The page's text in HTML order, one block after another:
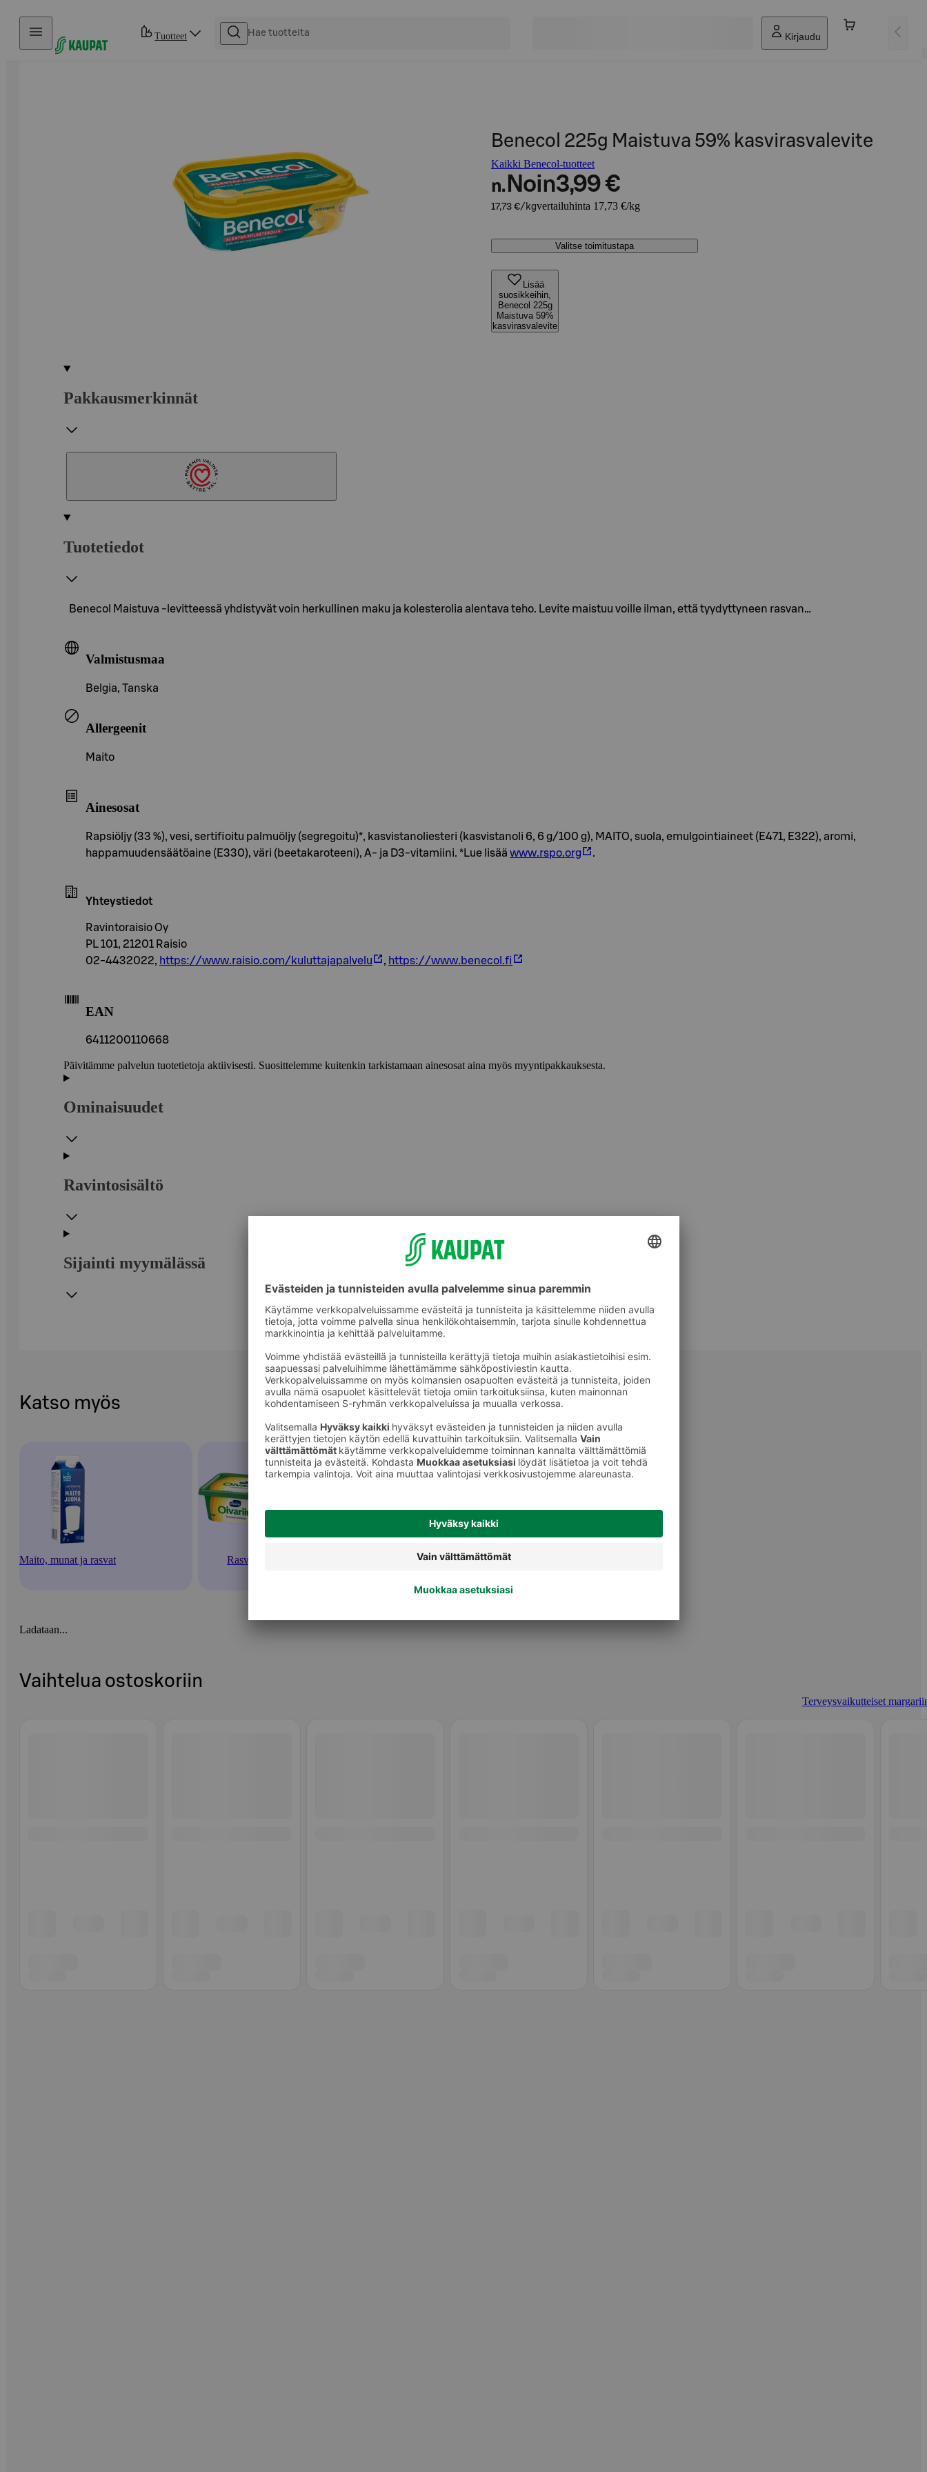
Hyppää sisältöön
Tuotteet Kirjaudu
Benecol 225g Maistuva 59% kasvirasvalevite
Kaikki Benecol-tuotteet
n. Noin3,99 €
17,73 €/kgvertailuhinta 17,73 €/kg
Valitse toimitustapa
Lisää
suosikkeihin,
Benecol 225g
Maistuva 59%
kasvirasvalevite
Pakkausmerkinnät
Tuotetiedot
Benecol Maistuva -levitteessä yhdistyvät voin herkullinen maku ja kolesterolia alentava teho. Levite maistuu voille ilman, että tyydyttyneen rasvan…
Valmistusmaa
Belgia, Tanska
Allergeenit
Maito
Ainesosat
Rapsiöljy (33 %), vesi, sertifioitu palmuöljy (segregoitu)*, kasvistanoliesteri (kasvistanoli 6, 6 g/100 g), MAITO, suola, emulgointiaineet (E471, E322), aromi,
happamuudensäätöaine (E330), väri (beetakaroteeni), A- ja D3-vitamiini. *Lue lisää www.rspo.org .
Yhteystiedot
Ravintoraisio Oy
PL 101, 21201 Raisio
02-4432022, https://www.raisio.com/kuluttajapalvelu , https://www.benecol.fi
EAN
6411200110668
Päivitämme palvelun tuotetietoja aktiivisesti. Suosittelemme kuitenkin tarkistamaan ainesosat aina myös myyntipakkauksesta.
Ominaisuudet
Ravintosisältö
Sijainti myymälässä
Katso myös
Maito, munat ja rasvat Rasvat Terveysvaikutteiset margariinit
Ladataan...
Vaihtelua ostoskoriin
Terveysvaikutteiset